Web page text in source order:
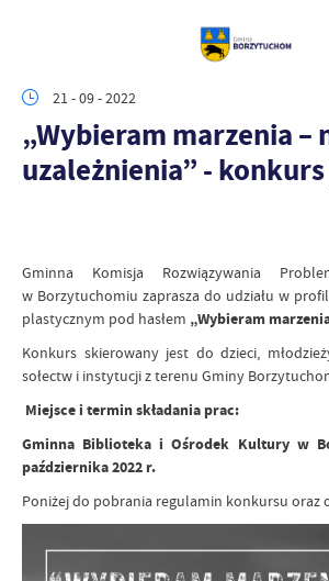
21 - 09 - 2022
„Wybieram marzenia –
uzależnienia” -
Gminna Komisja Rozwiązywania
w Borzytuchomiu zaprasza do udziału w
plastycznym pod hasłem „Wybieram
Konkurs skierowany jest do dzieci,
sołectw i instytucjiz terenu Gminy
Miejsce i termin składania prac:
Gminna Biblioteka i Ośrodek Kultury w
października 2022 r.
Poniżej do pobrania regulamin konkursu oraz